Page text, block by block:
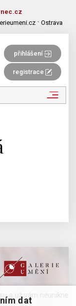
· Ostrava
přihlášení
registrace
a už vám neunikne
dat